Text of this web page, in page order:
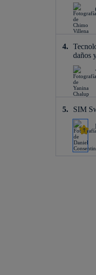
daños
SIM